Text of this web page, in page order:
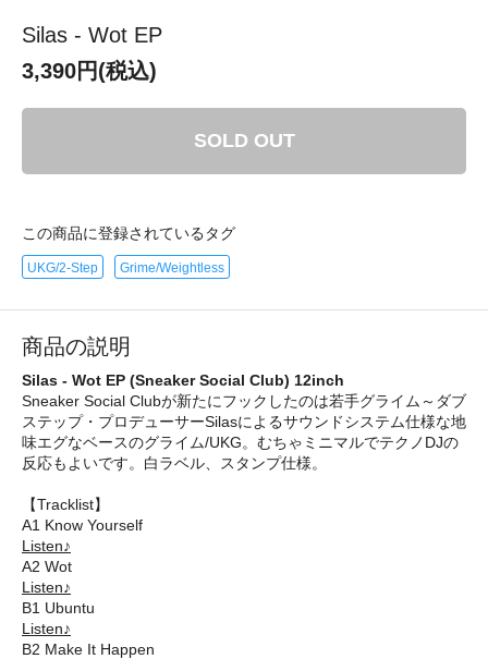
Silas - Wot EP
3,390円(税込)
SOLD OUT
この商品に登録されているタグ
UKG/2-Step Grime/Weightless
商品の説明
Silas - Wot EP (Sneaker Social Club) 12inch
Sneaker Social Clubが新たにフックしたのは若手グライム～ダブ
ステップ・プロデューサーSilasによるサウンドシステム仕様な地
味エグなベースのグライム/UKG。むちゃミニマルでテクノDJの
反応もよいです。白ラベル、スタンプ仕様。
【Tracklist】
A1 Know Yourself
Listen♪
A2 Wot
Listen♪
B1 Ubuntu
Listen♪
B2 Make It Happen